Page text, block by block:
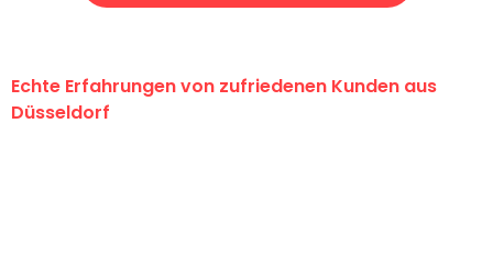
Echte Erfahrungen von zufriedenen Kunden aus
Düsseldorf